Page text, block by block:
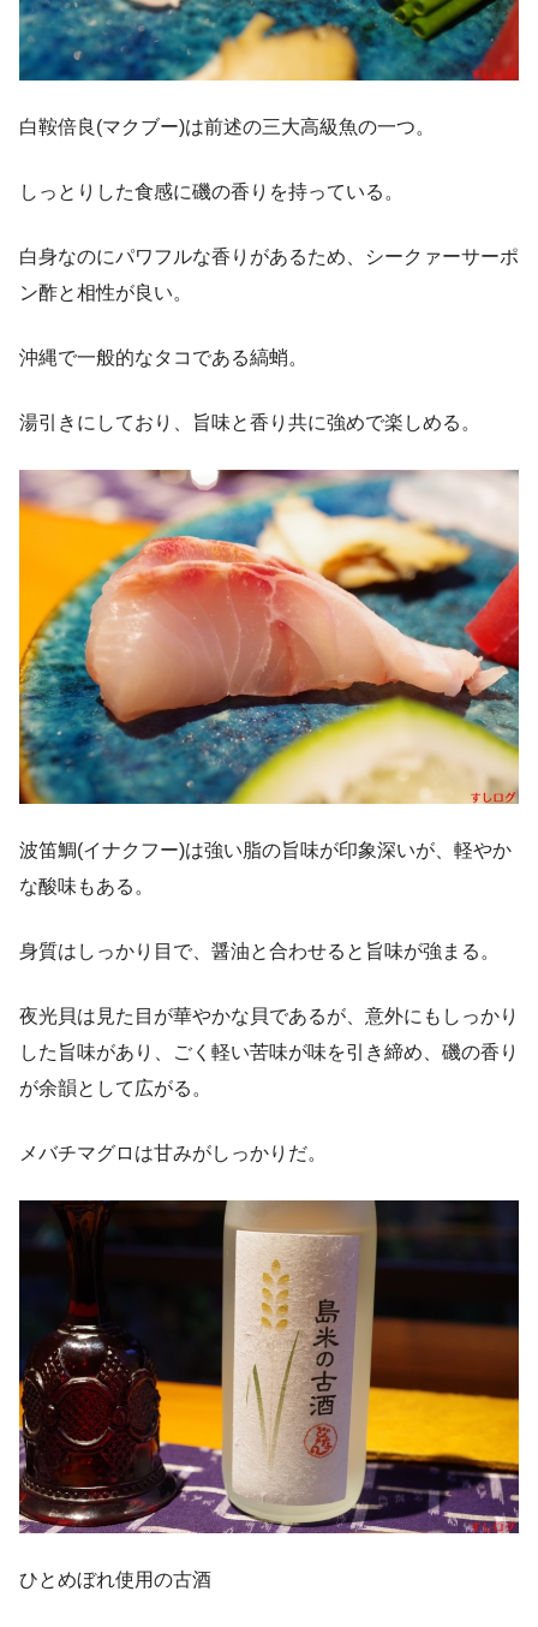
白鞍倍良(マクブー)は前述の三大高級魚の一つ。
しっとりした食感に磯の香りを持っている。
白身なのにパワフルな香りがあるため、シークァーサーポ
ン酢と相性が良い。
沖縄で一般的なタコである縞蛸。
湯引きにしており、旨味と香り共に強めで楽しめる。
波笛鯛(イナクフー)は強い脂の旨味が印象深いが、軽やか
な酸味もある。
身質はしっかり目で、醤油と合わせると旨味が強まる。
夜光貝は見た目が華やかな貝であるが、意外にもしっかり
した旨味があり、ごく軽い苦味が味を引き締め、磯の香り
が余韻として広がる。
メバチマグロは甘みがしっかりだ。
ひとめぼれ使用の古酒